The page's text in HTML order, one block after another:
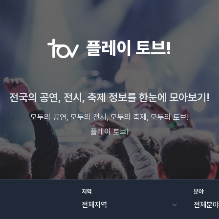
플레이 토브!
전국의 공연, 전시, 축제 정보를 한눈에 모아보기!
모두의 공연, 모두의 전시, 모두의 축제, 모두의 토브!
플레이 토브!
지역 분야